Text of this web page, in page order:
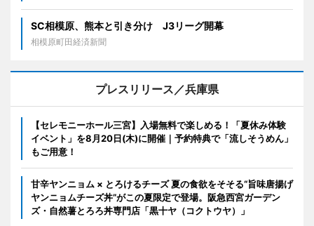
SC相模原、熊本と引き分け J3リーグ開幕
相模原町田経済新聞
プレスリリース／兵庫県
【セレモニーホール三宮】入場無料で楽しめる！「夏休み体験
イベント」を8月20日(木)に開催｜予約特典で「流しそうめん」
もご用意！
甘辛ヤンニョム × とろけるチーズ 夏の食欲をそそる“旨味唐揚げ
ヤンニョムチーズ丼”がこの夏限定で登場。阪急西宮ガーデン
ズ・自然薯とろろ丼専門店「黒十ヤ（コクトウヤ）」